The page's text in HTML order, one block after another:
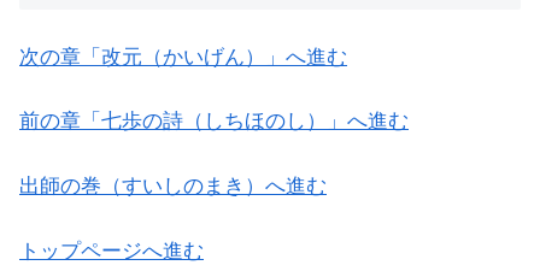
次の章「改元（かいげん）」へ進む
前の章「七歩の詩（しちほのし）」へ進む
出師の巻（すいしのまき）へ進む
トップページへ進む